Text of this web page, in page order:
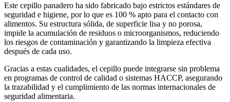
Este cepillo panadero ha sido fabricado bajo estrictos estándares de
seguridad e higiene, por lo que es 100 % apto para el contacto con
alimentos. Su estructura sólida, de superficie lisa y no porosa,
impide la acumulación de residuos o microorganismos, reduciendo
los riesgos de contaminación y garantizando la limpieza efectiva
después de cada uso.
Gracias a estas cualidades, el cepillo puede integrarse sin problema
en programas de control de calidad o sistemas HACCP, asegurando
la trazabilidad y el cumplimiento de las normas internacionales de
seguridad alimentaria.